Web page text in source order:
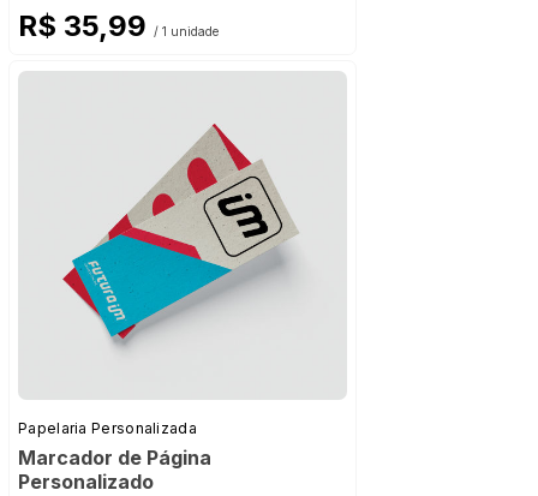
R$ 35,99 / 1 unidade
Papelaria Personalizada
Marcador de Página
Personalizado